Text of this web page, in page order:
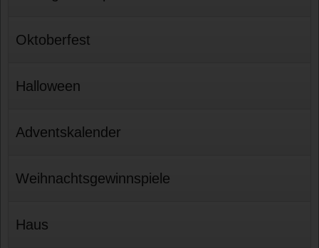
Oktoberfest
Halloween
Adventskalender
Weihnachtsgewinnspiele
Haus